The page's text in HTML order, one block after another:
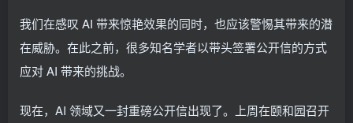
我们在感叹 AI 带来惊艳效果的同时，也应该警惕其带来的潜
在威胁。在此之前，很多知名学者以带头签署公开信的方式
应对 AI 带来的挑战。
现在，AI 领域又一封重磅公开信出现了。上周在颐和园召开